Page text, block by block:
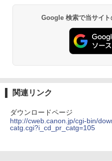
Google 検索で当サイ
関連リンク
ダウンロードページ
http://cweb.canon.jp/cgi-bin/
catg.cgi?i_cd_pr_catg=105